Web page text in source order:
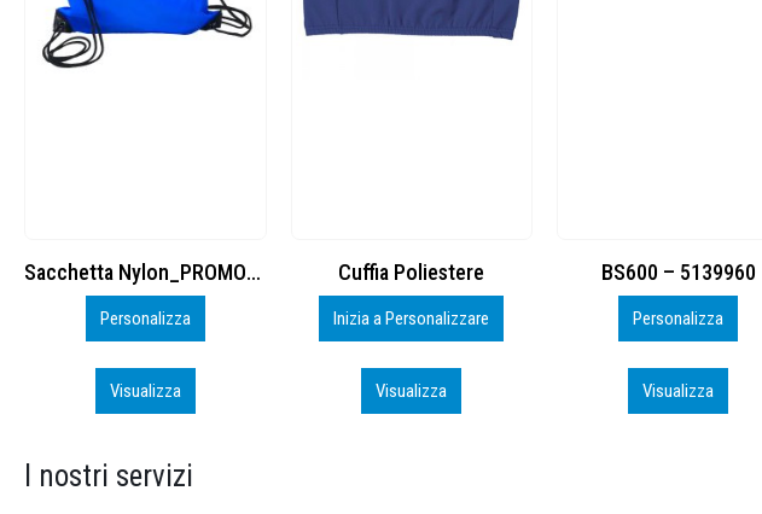
Cuffia Poliestere
Inizia a Personalizzare
Visualizza
BS600 – 5139960
Personalizza
Visualizza
Toppe ricamate in HD
Personalizza
Visualizza
I nostri servizi